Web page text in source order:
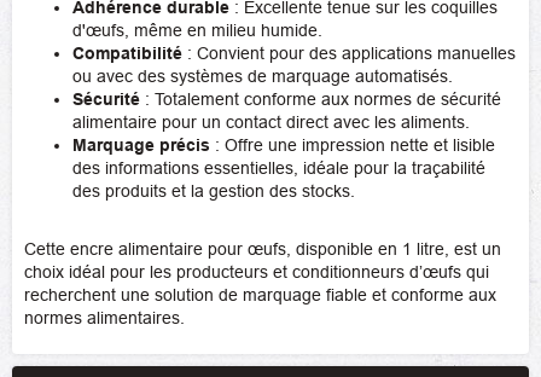
Adhérence durable : Excellente tenue sur les coquilles
d'œufs, même en milieu humide.
Compatibilité : Convient pour des applications manuelles
ou avec des systèmes de marquage automatisés.
Sécurité : Totalement conforme aux normes de sécurité
alimentaire pour un contact direct avec les aliments.
Marquage précis : Offre une impression nette et lisible
des informations essentielles, idéale pour la traçabilité
des produits et la gestion des stocks.
Cette encre alimentaire pour œufs, disponible en 1 litre, est un
choix idéal pour les producteurs et conditionneurs d’œufs qui
recherchent une solution de marquage fiable et conforme aux
normes alimentaires.